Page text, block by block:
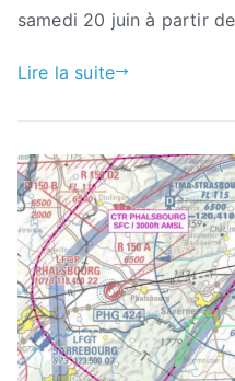
samedi 20 juin à partir
Lire la suite